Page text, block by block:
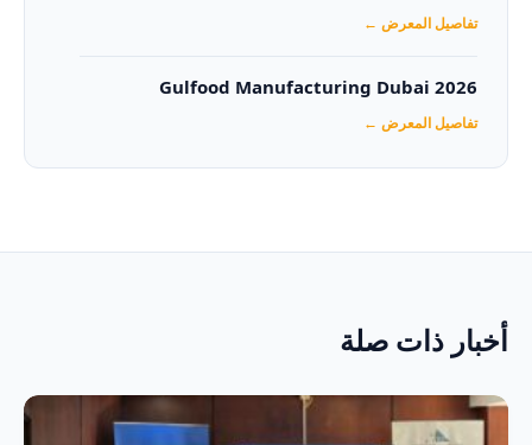
تفاصيل المعرض ←
Gulfood Manufacturing Dubai 2026‏
تفاصيل المعرض ←
أخبار ذات صلة